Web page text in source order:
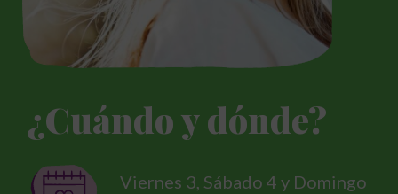
¿Cuándo y dónde?
Viernes 3, Sábado 4 y Domingo